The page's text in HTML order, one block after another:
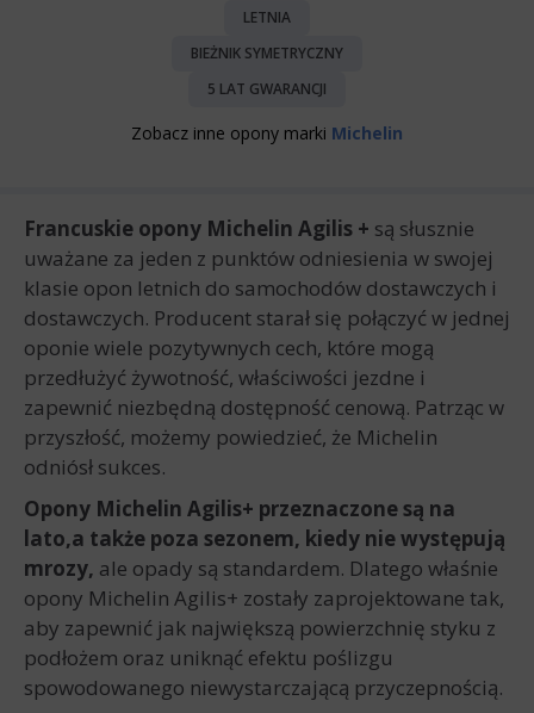
LETNIA
BIEŻNIK SYMETRYCZNY
5 LAT GWARANCJI
Zobacz inne opony marki Michelin
Francuskie opony Michelin Agilis + są słusznie
uważane za jeden z punktów odniesienia w swojej
klasie opon letnich do samochodów dostawczych i
dostawczych. Producent starał się połączyć w jednej
oponie wiele pozytywnych cech, które mogą
przedłużyć żywotność, właściwości jezdne i
zapewnić niezbędną dostępność cenową. Patrząc w
przyszłość, możemy powiedzieć, że Michelin
odniósł sukces.
Opony Michelin Agilis+ przeznaczone są na
lato,a także poza sezonem, kiedy nie występują
mrozy, ale opady są standardem. Dlatego właśnie
opony Michelin Agilis+ zostały zaprojektowane tak,
aby zapewnić jak największą powierzchnię styku z
podłożem oraz uniknąć efektu poślizgu
spowodowanego niewystarczającą przyczepnością.